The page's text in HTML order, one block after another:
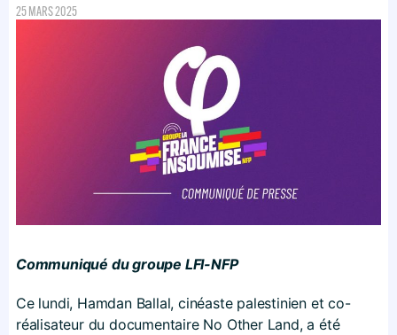
25 MARS 2025
Communiqué du groupe LFI-NFP
Ce lundi, Hamdan Ballal, cinéaste palestinien et co-
réalisateur du documentaire No Other Land, a été